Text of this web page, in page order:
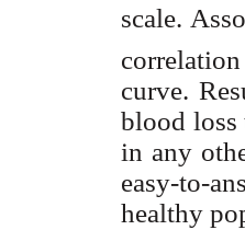
scale.
curve.
blood loss
in any
easy-to-
healthy